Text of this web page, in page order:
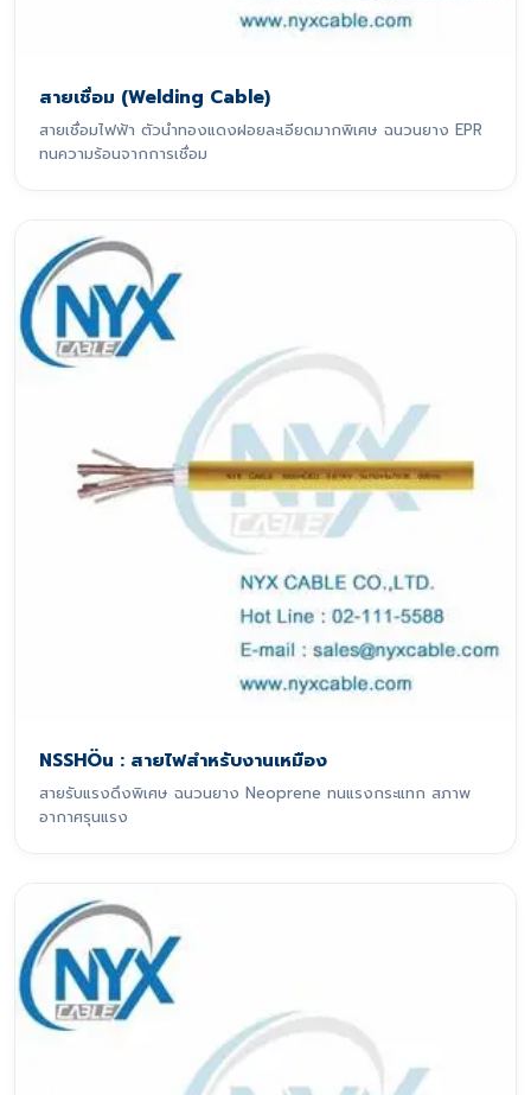
สายเชื่อม (Welding Cable)
สายเชื่อมไฟฟ้า ตัวนำทองแดงฝอยละเอียดมากพิเศษ ฉนวนยาง EPR
ทนความร้อนจากการเชื่อม
NSSHÖu : สายไฟสำหรับงานเหมือง
สายรับแรงดึงพิเศษ ฉนวนยาง Neoprene ทนแรงกระแทก สภาพ
อากาศรุนแรง